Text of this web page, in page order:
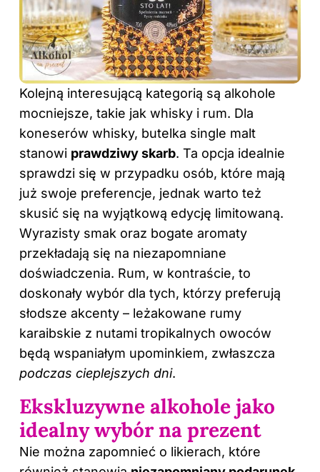
Kolejną interesującą kategorią są alkohole
mocniejsze, takie jak whisky i rum. Dla
koneserów whisky, butelka single malt
stanowi prawdziwy skarb. Ta opcja idealnie
sprawdzi się w przypadku osób, które mają
już swoje preferencje, jednak warto też
skusić się na wyjątkową edycję limitowaną.
Wyrazisty smak oraz bogate aromaty
przekładają się na niezapomniane
doświadczenia. Rum, w kontraście, to
doskonały wybór dla tych, którzy preferują
słodsze akcenty – leżakowane rumy
karaibskie z nutami tropikalnych owoców
będą wspaniałym upominkiem, zwłaszcza
podczas cieplejszych dni.
Ekskluzywne alkohole jako
idealny wybór na prezent
Nie można zapomnieć o likierach, które